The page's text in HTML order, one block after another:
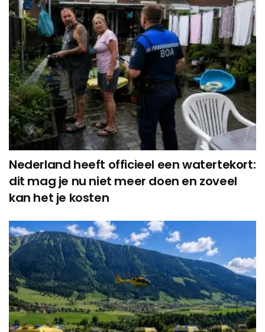
Nederland heeft officieel een watertekort:
dit mag je nu niet meer doen en zoveel
kan het je kosten